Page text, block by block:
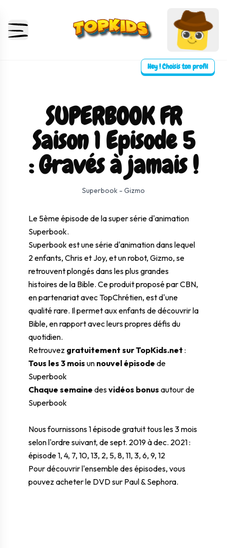
Hey ! Choisis ton profil
SUPERBOOK FR
Saison 1 Episode 5
: Gravés à jamais !
Superbook - Gizmo
0:00 ⛶ Plein écran
Le 5ème épisode de la super série d'animation
Superbook.
Superbook est une série d'animation dans lequel
2 enfants, Chris et Joy, et un robot, Gizmo, se
retrouvent plongés dans les plus grandes
histoires de la Bible. Ce produit proposé par CBN,
en partenariat avec TopChrétien, est d'une
qualité rare. Il permet aux enfants de découvrir la
Bible, en rapport avec leurs propres défis du
quotidien.
Retrouvez gratuitement surTopKids.net :
Tous les 3 mois un nouvel épisode de
Superbook
Chaque semaine desvidéos bonus autour de
Superbook
Nous fournissons 1 épisode gratuit tous les 3 mois
selon l'ordre suivant, de sept. 2019 à dec. 2021 :
épisode 1, 4, 7, 10, 13, 2, 5, 8, 11, 3, 6, 9, 12
Pour découvrir l'ensemble des épisodes, vous
pouvez acheter le DVD sur Paul & Sephora.